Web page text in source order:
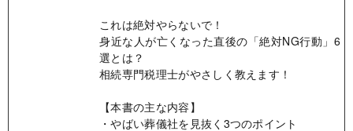
これは絶対やらないで！
身近な人が亡くなった直後の「絶対NG行動」6
選とは？
相続専門税理士がやさしく教えます！
【本書の主な内容】
・やばい葬儀社を見抜く3つのポイント